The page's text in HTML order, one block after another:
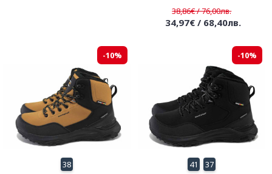
38,86€ / 76,00лв.
34,97€ / 68,40лв.
-10%
38
-10%
41 37